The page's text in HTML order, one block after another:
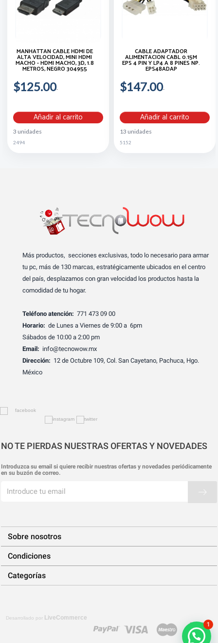
MANHATTAN CABLE HDMI DE
ALTA VELOCIDAD, MINI HDMI
MACHO - HDMI MACHO, 3D, 1.8
METROS, NEGRO 304955
$125.00
Añadir al carrito
3 unidades
2494
CABLE ADAPTADOR
ALIMENTACION CABL 0.15M
EPS 4 PIN Y LP4 A 8 PINES NP.
EPS48ADAP
$147.00
Añadir al carrito
13 unidades
5152
Más productos, secciones exclusivas, todo lo necesario para armar
tu pc, más de 130 marcas, estratégicamente ubicados en el centro
del país, desplazamos con gran velocidad los productos hasta la
comodidad de tu hogar.
Teléfono atención: 771 473 09 00
Horario: de Lunes a Viernes de 9:00 a 6pm
Sábados de 10:00 a 2:00 pm
Email: info@tecnowow.mx
Dirección: 12 de Octubre 109, Col. San Cayetano, Pachuca, Hgo.
México
NO TE PIERDAS NUESTRAS OFERTAS Y NOVEDADES
Introduzca su email si quiere recibir nuestras ofertas y novedades periódicamente
en su buzón de correo.
Sobre nosotros
Condiciones
Categorías
Desarrollado por LiveCommerce
1